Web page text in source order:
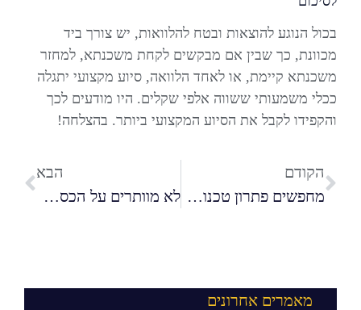
בכול הנוגע להוצאות ובטח להלוואות, יש צורך ביד
מכוונת, כך שבין אם מבקשים לקחת משכנתא, למחזר
משכנתא קיימת, או לאחד הלוואה, סיוע מקצועי יתגלה
ככלי משמעותי ששווה אלפי שקלים. היו מודעים לכך
והקפידו לקבל את הסיוע המקצועי ביותר. בהצלחה!
הקודם
מחפשים פתרון טכנולוגי לעסק שלכם? הכירו את ארק אוטומציה
הבא
לא מוותרים על הכספים האבודים שלנו: הכירו את הר הכסף
מאמרים אחרונים